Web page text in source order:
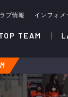
ブ情報 インフォメ
TEAM